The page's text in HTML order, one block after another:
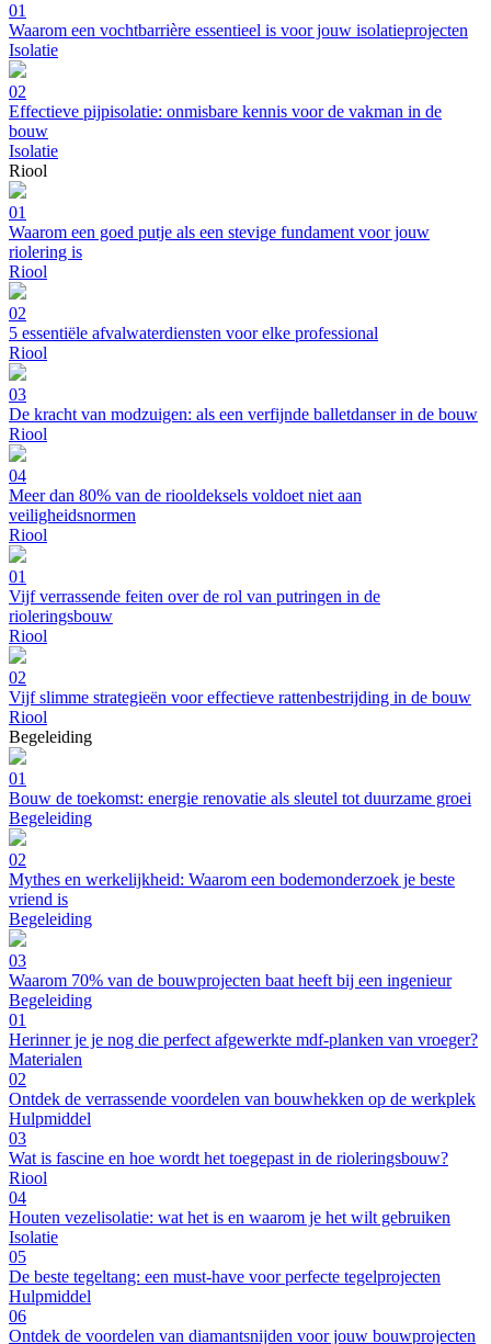
01
Waarom een vochtbarrière essentieel is voor jouw isolatieprojecten
Isolatie
02
Effectieve pijpisolatie: onmisbare kennis voor de vakman in de
bouw
Isolatie
Riool
01
Waarom een goed putje als een stevige fundament voor jouw
riolering is
Riool
02
5 essentiële afvalwaterdiensten voor elke professional
Riool
03
De kracht van modzuigen: als een verfijnde balletdanser in de bouw
Riool
04
Meer dan 80% van de riooldeksels voldoet niet aan
veiligheidsnormen
Riool
01
Vijf verrassende feiten over de rol van putringen in de
rioleringsbouw
Riool
02
Vijf slimme strategieën voor effectieve rattenbestrijding in de bouw
Riool
Begeleiding
01
Bouw de toekomst: energie renovatie als sleutel tot duurzame groei
Begeleiding
02
Mythes en werkelijkheid: Waarom een bodemonderzoek je beste
vriend is
Begeleiding
03
Waarom 70% van de bouwprojecten baat heeft bij een ingenieur
Begeleiding
01
Herinner je je nog die perfect afgewerkte mdf-planken van vroeger?
Materialen
02
Ontdek de verrassende voordelen van bouwhekken op de werkplek
Hulpmiddel
03
Wat is fascine en hoe wordt het toegepast in de rioleringsbouw?
Riool
04
Houten vezelisolatie: wat het is en waarom je het wilt gebruiken
Isolatie
05
De beste tegeltang: een must-have voor perfecte tegelprojecten
Hulpmiddel
06
Ontdek de voordelen van diamantsnijden voor jouw bouwprojecten